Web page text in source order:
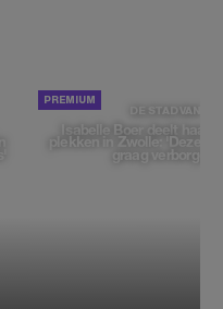
DE STAD VAN
Isabelle Boer deelt haar
plekken in Zwolle: 'Deze
graag verborgen'